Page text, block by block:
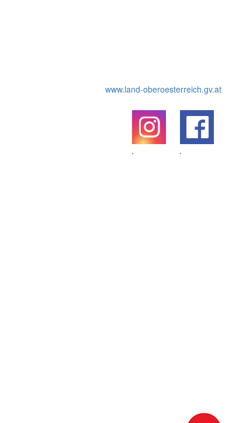
www.land-oberoesterreich.gv.at
.
.